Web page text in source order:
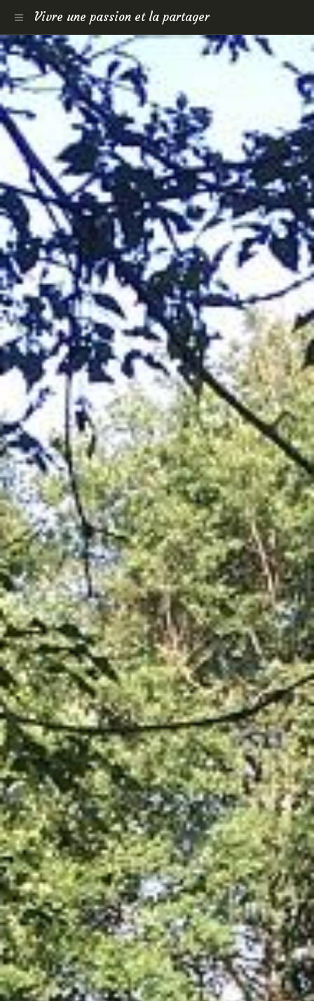
Vivre une passion et la partager